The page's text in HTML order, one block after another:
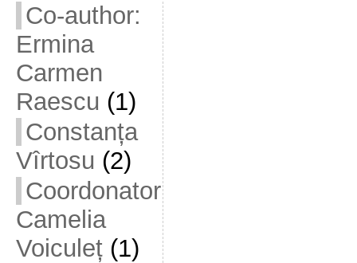
Co-author:
Ermina
Carmen
Raescu (1)
Constanța
Vîrtosu (2)
Coordonator
Camelia
Voiculeț(1)